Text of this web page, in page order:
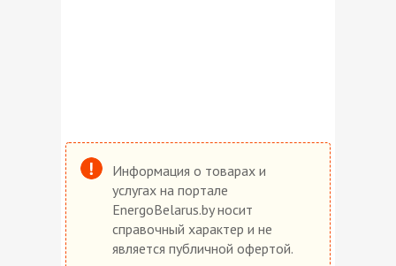
Информация о товарах и
услугах на портале
EnergoBelarus.by носит
справочный характер и не
является публичной офертой.